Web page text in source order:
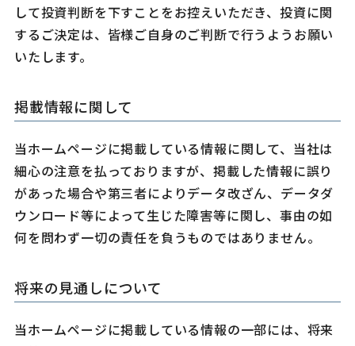
して投資判断を下すことをお控えいただき、投資に関
するご決定は、皆様ご自身のご判断で行うようお願い
いたします。
掲載情報に関して
当ホームページに掲載している情報に関して、当社は
細心の注意を払っておりますが、掲載した情報に誤り
があった場合や第三者によりデータ改ざん、データダ
ウンロード等によって生じた障害等に関し、事由の如
何を問わず一切の責任を負うものではありません。
将来の見通しについて
当ホームページに掲載している情報の一部には、将来